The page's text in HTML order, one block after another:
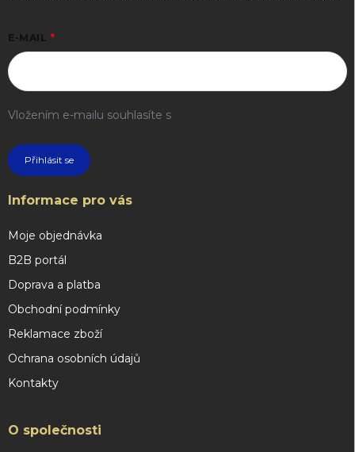
E-MAIL
Vložením e-mailu souhlasíte s
Přihlásit se
Informace pro vás
Moje objednávka
B2B portál
Doprava a platba
Obchodní podmínky
Reklamace zboží
Ochrana osobních údajů
Kontakty
O společnosti